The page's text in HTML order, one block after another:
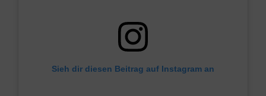
Sieh dir diesen Beitrag auf Instagram an